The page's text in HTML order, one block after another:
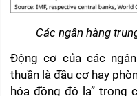
Các ngân hàng
Động cơ của các
thuần là đầu cơ hay
hóa đồng đô la” trong